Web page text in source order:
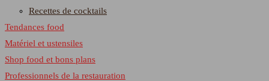
Recettes de cocktails
Tendances food
Matériel et ustensiles
Shop food et bons plans
Professionnels de la restauration